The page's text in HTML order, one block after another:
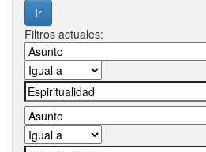
Filtros actuales: